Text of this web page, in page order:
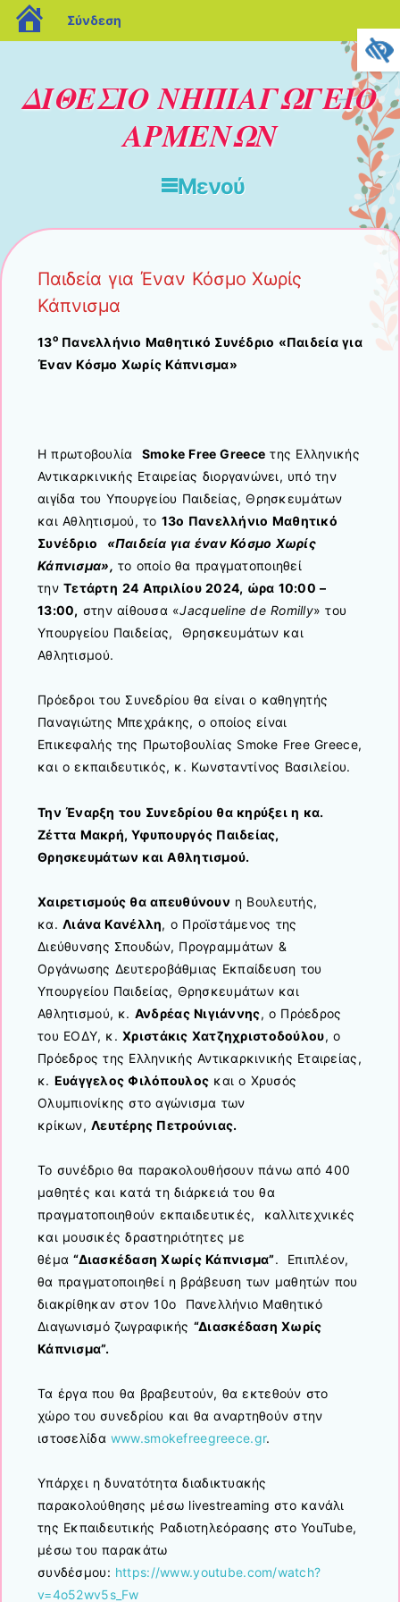
ΔΙΘΕΣΙΟ ΝΗΠΙΑΓΩΓΕΙΟ
ΑΡΜΕΝΩΝ
Μενού
Παιδεία για Έναν Κόσμο Χωρίς
Κάπνισμα
13οΠανελλήνιο Μαθητικό Συνέδριο «Παιδεία για
Έναν Κόσμο Χωρίς Κάπνισμα»
Η πρωτοβουλία Smoke Free Greece της Ελληνικής
Αντικαρκινικής Εταιρείας διοργανώνει, υπό την
αιγίδα του Υπουργείου Παιδείας, Θρησκευμάτων
και Αθλητισμού, το 13ο Πανελλήνιο Μαθητικό
Συνέδριο
«Παιδεία για έναν Κόσμο Χωρίς
Κάπνισμα», το οποίο θα πραγματοποιηθεί
την Τετάρτη 24 Απριλίου 2024, ώρα 10:00 –
13:00, στην αίθουσα «Jacqueline de Romilly» του
Υπουργείου Παιδείας, Θρησκευμάτων και
Αθλητισμού.
Πρόεδροι του Συνεδρίου θα είναι ο καθηγητής
Παναγιώτης Μπεχράκης, ο οποίος είναι
Επικεφαλής της Πρωτοβουλίας Smoke Free Greece,
και ο εκπαιδευτικός, κ. Κωνσταντίνος Βασιλείου.
Την Έναρξη του Συνεδρίου θα κηρύξει η κα.
Ζέττα Μακρή, Υφυπουργός Παιδείας,
Θρησκευμάτων και Αθλητισμού.
Χαιρετισμούς θα απευθύνουν η Βουλευτής,
κα. Λιάνα Κανέλλη, ο Προϊστάμενος της
Διεύθυνσης Σπουδών, Προγραμμάτων &
Οργάνωσης Δευτεροβάθμιας Εκπαίδευση του
Υπουργείου Παιδείας, Θρησκευμάτων και
Αθλητισμού, κ. Ανδρέας Νιγιάννης, ο Πρόεδρος
του ΕΟΔΥ, κ.Χριστάκις Χατζηχριστοδούλου, ο
Πρόεδρος της Ελληνικής Αντικαρκινικής Εταιρείας,
κ. Ευάγγελος Φιλόπουλος και ο Χρυσός
Ολυμπιονίκης στο αγώνισμα των
κρίκων,Λευτέρης Πετρούνιας.
Το συνέδριο θα παρακολουθήσουν πάνω από 400
μαθητές και κατά τη διάρκειά του θα
πραγματοποιηθούν εκπαιδευτικές, καλλιτεχνικές
και μουσικές δραστηριότητες με
θέμα“Διασκέδαση Χωρίς Κάπνισμα”. Επιπλέον,
θα πραγματοποιηθεί η βράβευση των μαθητών που
διακρίθηκαν στον 10ο Πανελλήνιο Μαθητικό
Διαγωνισμό ζωγραφικής “Διασκέδαση Χωρίς
Κάπνισμα”.
Τα έργα που θα βραβευτούν, θα εκτεθούν στο
χώρο του συνεδρίου και θα αναρτηθούν στην
ιστοσελίδα www.smokefreegreece.gr.
Υπάρχει η δυνατότητα διαδικτυακής
παρακολούθησης μέσω livestreaming στο κανάλι
της Εκπαιδευτικής Ραδιοτηλεόρασης στο YouTube,
μέσω του παρακάτω
συνδέσμου: https://www.youtube.com/watch?
v=4o52wv5s_Fw
blogs.sch.gr
Σύνδεση